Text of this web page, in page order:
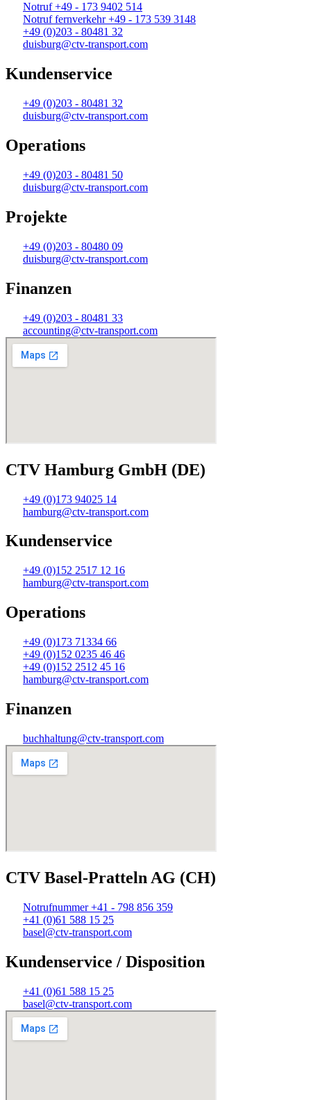
Notruf +49 - 173 9402 514
Notruf fernverkehr +49 - 173 539 3148
+49 (0)203 - 80481 32
duisburg@ctv-transport.com
Kundenservice
+49 (0)203 - 80481 32
duisburg@ctv-transport.com
Operations
+49 (0)203 - 80481 50
duisburg@ctv-transport.com
Projekte
+49 (0)203 - 80480 09
duisburg@ctv-transport.com
Finanzen
+49 (0)203 - 80481 33
accounting@ctv-transport.com
CTV Hamburg GmbH (DE)
+49 (0)173 94025 14
hamburg@ctv-transport.com
Kundenservice
+49 (0)152 2517 12 16
hamburg@ctv-transport.com
Operations
+49 (0)173 71334 66
+49 (0)152 0235 46 46
+49 (0)152 2512 45 16
hamburg@ctv-transport.com
Finanzen
buchhaltung@ctv-transport.com
CTV Basel-Pratteln AG (CH)
Notrufnummer +41 - 798 856 359
+41 (0)61 588 15 25
basel@ctv-transport.com
Kundenservice / Disposition
+41 (0)61 588 15 25
basel@ctv-transport.com